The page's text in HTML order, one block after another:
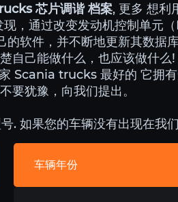
芯片调谐 档案, 更多 想利
，通过改变发动机控制单元
软件，并不断地更新其数据
自己能做什么，也应该做什么
Scania trucks 最好的 它拥有
要犹豫，向我们提出。
. 如果您的车辆没有出现在我
车辆年份